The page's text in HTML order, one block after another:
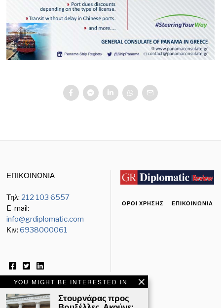
YOU MIGHT BE INTERESTED IN
Στουρνάρας προς
ΕΠΙΚΟΙΝΩΝΙΑ
Τηλ: 212 103 6557
E-mail:
info@grdiplomatic.com
Κιν:6938000061
ΌΡΟΙ ΧΡΉΣΗΣ ΕΠΙΚΟΙΝΩΝΊΑ